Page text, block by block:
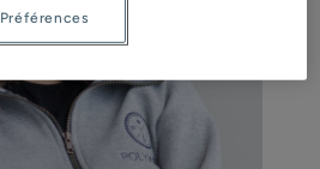
Préférences